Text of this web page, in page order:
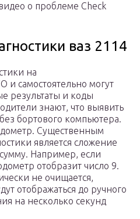
о проблеме Check
ваз 2114
на
и самостоятельно могут
результаты и коды
знают, что выявить
бортового компьютера.
Существенным
является сложение
Например, если
отобразит число 9.
не очищается,
отображаться до ручного
на несколько секунд